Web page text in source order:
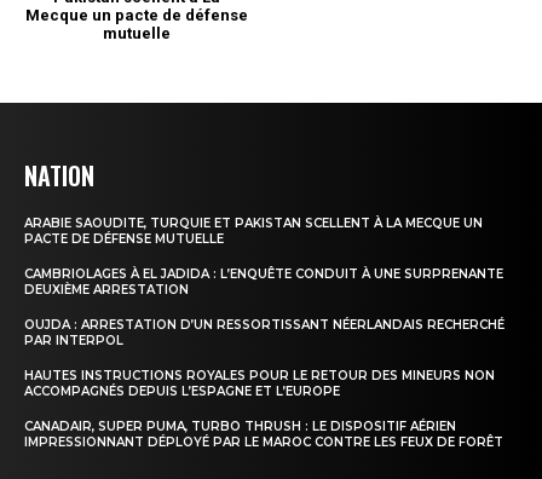
NATION
ARABIE SAOUDITE, TURQUIE ET PAKISTAN SCELLENT À LA MECQUE UN
PACTE DE DÉFENSE MUTUELLE
CAMBRIOLAGES À EL JADIDA : L’ENQUÊTE CONDUIT À UNE SURPRENANTE
DEUXIÈME ARRESTATION
OUJDA : ARRESTATION D’UN RESSORTISSANT NÉERLANDAIS RECHERCHÉ
PAR INTERPOL
HAUTES INSTRUCTIONS ROYALES POUR LE RETOUR DES MINEURS NON
ACCOMPAGNÉS DEPUIS L’ESPAGNE ET L’EUROPE
CANADAIR, SUPER PUMA, TURBO THRUSH : LE DISPOSITIF AÉRIEN
IMPRESSIONNANT DÉPLOYÉ PAR LE MAROC CONTRE LES FEUX DE FORÊT